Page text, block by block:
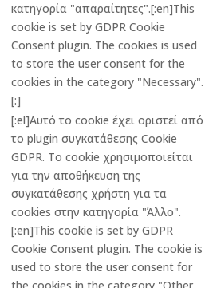
κατηγορία "απαραίτητες".[:en]This
cookie is set by GDPR Cookie
Consent plugin. The cookies is used
to store the user consent for the
cookies in the category "Necessary".
[:]
[:el]Αυτό το cookie έχει οριστεί από
το plugin συγκατάθεσης Cookie
GDPR. Το cookie χρησιμοποιείται
για την αποθήκευση της
συγκατάθεσης χρήστη για τα
cookies στην κατηγορία "Άλλο".
[:en]This cookie is set by GDPR
Cookie Consent plugin. The cookie is
used to store the user consent for